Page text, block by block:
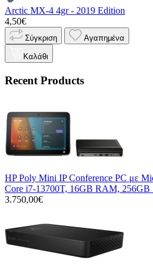
Arctic MX-4 4gr - 2019 Edition
4,50€
Σύγκριση Αγαπημένα
Καλάθι
Recent Products
HP Poly Mini IP Conference PC με
Core i7-13700T, 16GB RAM, 256GB
3.750,00€